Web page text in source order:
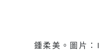
鍾柔美。圖片